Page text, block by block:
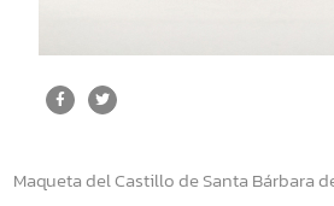
Maqueta del Castillo de Santa Bárbara